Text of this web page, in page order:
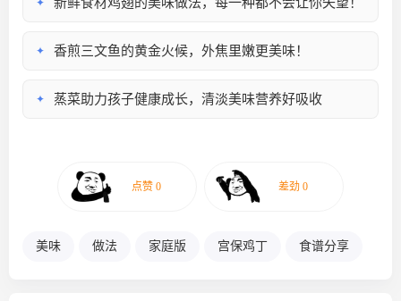
✦ 新鲜食材鸡翅的美味做法，每一种都不会让你失望！
✦ 香煎三文鱼的黄金火候，外焦里嫩更美味！
✦ 蒸菜助力孩子健康成长，清淡美味营养好吸收
美味 做法 家庭版 宫保鸡丁 食谱分享